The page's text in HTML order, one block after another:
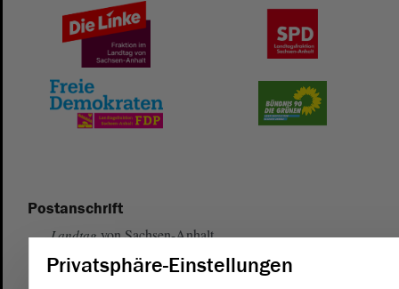
Postanschrift
Landtagvon Sachsen-Anhalt
Domplatz 6–9
39104 Magdeburg
Privatsphäre-Einstellungen